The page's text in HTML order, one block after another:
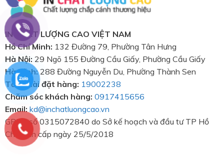
IN CHẤT LƯỢNG CAO VIỆT NAM
Hồ Chí Minh: 132 Đường 79, Phường Tân Hưng
Hà Nội: 29 Ngõ 155 Đường Cầu Giấy, Phường Cầu Giấy
Hà Tĩnh:288 Đường Nguyễn Du, Phường Thành Sen
Tổng đài đặt hàng: 19002238
Chăm sóc khách hàng: 0917415656
Email:kd@inchatluongcao.vn
GPKD số 0315072840 do Sở kế hoạch và đầu tư TP Hồ
Chí Minh cấp ngày 25/5/2018